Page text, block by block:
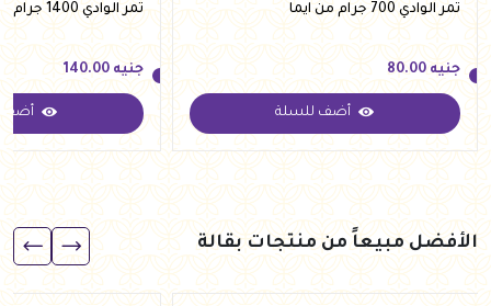
تمر الوادي 700 جرام من ايما
جنيه
جنيه 80.00
أضف للسلة
تمر الوادي 1400 جرام من ايما
جنيه
جنيه 140.00
أضف
الأفضل مبيعاً من منتجات بقالة